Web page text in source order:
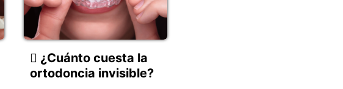
¿Cuánto cuesta la
ortodoncia invisible?